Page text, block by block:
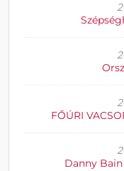
FŐÚRI
Danny